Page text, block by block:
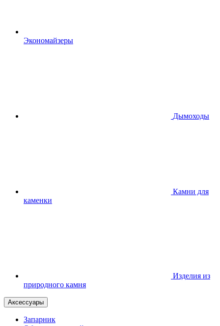
Экономайзеры
Дымоходы
Камни для
каменки
Изделия из
природного камня
Аксессуары
Запарник